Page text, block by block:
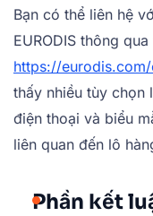
Bạn có thể liên hệ
EURODIS thông
https://
thấy nhiều tùy chọn
điện thoại và biểu
liên quan đến lô
Phần kết